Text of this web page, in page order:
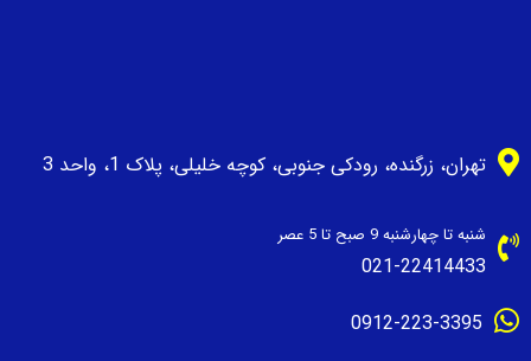
تهران، زرگنده، رودکی جنوبی، کوچه خلیلی، پلاک 1، واحد 3
شنبه تا چهارشنبه 9 صبح تا 5 عصر
021-22414433
0912-223-3395